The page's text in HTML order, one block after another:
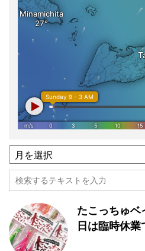
過
去
記
事
別
一
覧
たこっちゅベ
日は臨時休業